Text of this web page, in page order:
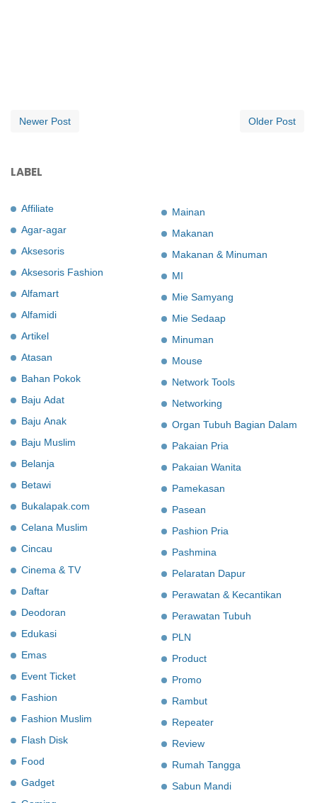
Newer Post Older Post
LABEL
Affiliate
Agar-agar
Aksesoris
Aksesoris Fashion
Alfamart
Alfamidi
Artikel
Atasan
Bahan Pokok
Baju Adat
Baju Anak
Baju Muslim
Belanja
Betawi
Bukalapak.com
Celana Muslim
Cincau
Cinema & TV
Daftar
Deodoran
Edukasi
Emas
Event Ticket
Fashion
Fashion Muslim
Flash Disk
Food
Gadget
Mainan
Makanan
Makanan & Minuman
MI
Mie Samyang
Mie Sedaap
Minuman
Mouse
Network Tools
Networking
Organ Tubuh Bagian Dalam
Pakaian Pria
Pakaian Wanita
Pamekasan
Pasean
Pashion Pria
Pashmina
Pelaratan Dapur
Perawatan & Kecantikan
Perawatan Tubuh
PLN
Product
Promo
Rambut
Repeater
Review
Rumah Tangga
Sabun Mandi